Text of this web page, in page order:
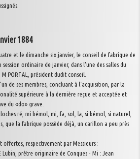
1884
et le dimanche six janvier, le conseil de fabrique de
ordinaire de janvier, dans l'une des salles du
PORTAL, président dudit conseil.
de ses membres, concluant à l'acquisition, par la
supérieure à la dernière reçue et acceptée et
du «do» grave.
ré, mi bémol, mi, fa, sol, la, si bémol, si naturel,
que la fabrique possède déjà, un carillon a peu près
offertes, respectivement par Messieurs :
Lubin, prêtre originaire de Conques - Mi : Jean